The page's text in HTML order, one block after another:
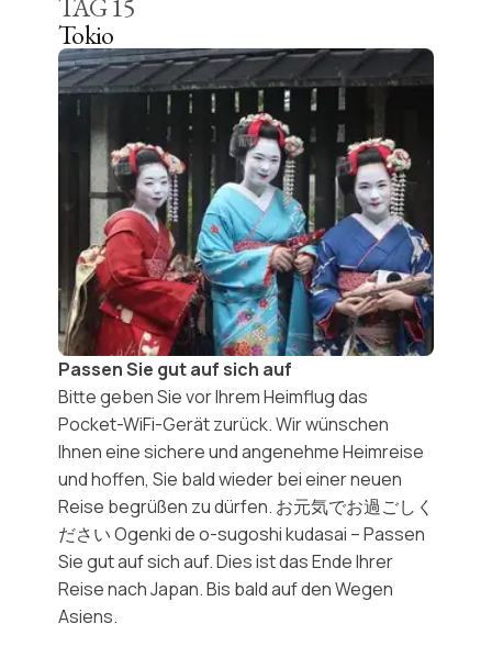
TAG15
Tokio
Passen Sie gut auf sich auf
Bitte geben Sie vor Ihrem Heimflug das
Pocket-WiFi-Gerät zurück. Wir wünschen
Ihnen eine sichere und angenehme Heimreise
und hoffen, Sie bald wieder bei einer neuen
Reise begrüßen zu dürfen. お元気でお過ごしく
ださい Ogenki de o-sugoshi kudasai – Passen
Sie gut auf sich auf. Dies ist das Ende Ihrer
Reise nach Japan. Bis bald auf den Wegen
Asiens.